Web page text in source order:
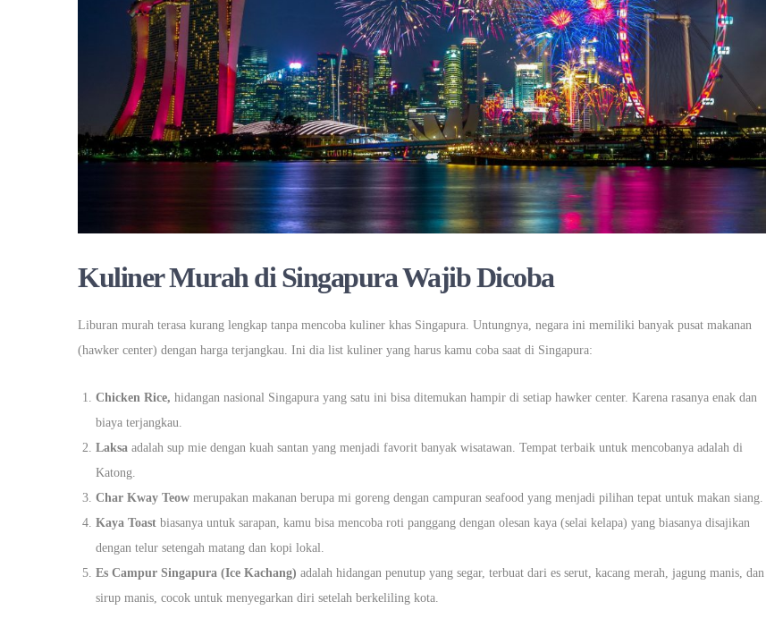
Kuliner Murah di Singapura Wajib Dicoba
Liburan murah terasa kurang lengkap tanpa mencoba kuliner khas Singapura. Untungnya, negara ini memiliki banyak pusat makanan
(hawker center) dengan harga terjangkau. Ini dia list kuliner yang harus kamu coba saat di Singapura:
Chicken Rice, hidangan nasional Singapura yang satu ini bisa ditemukan hampir di setiap hawker center. Karena rasanya enak dan
biaya terjangkau.
Laksa adalah sup mie dengan kuah santan yang menjadi favorit banyak wisatawan. Tempat terbaik untuk mencobanya adalah di
Katong.
Char Kway Teow merupakan makanan berupa mi goreng dengan campuran seafood yang menjadi pilihan tepat untuk makan siang.
Kaya Toast biasanya untuk sarapan, kamu bisa mencoba roti panggang dengan olesan kaya (selai kelapa) yang biasanya disajikan
dengan telur setengah matang dan kopi lokal.
Es Campur Singapura (Ice Kachang) adalah hidangan penutup yang segar, terbuat dari es serut, kacang merah, jagung manis, dan
sirup manis, cocok untuk menyegarkan diri setelah berkeliling kota.